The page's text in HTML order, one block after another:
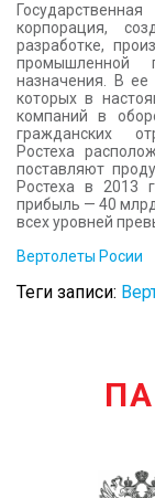
корпорация,
разработке,
промышленной
назначения. В ее
которых в
компаний в
гражданских
Ростеха
поставляют
Ростеха в 2013
прибыль — 40
всех уровней
Вертолеты Росии
Теги записи: